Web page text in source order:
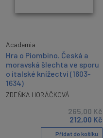
Academia
Hra o Piombino. Česká a
moravská šlechta ve sporu
o italské knížectví (1603-
1634)
ZDEŇKA HORÁČKOVÁ
265,00Kč
212,00 Kč
Přidat do košíku